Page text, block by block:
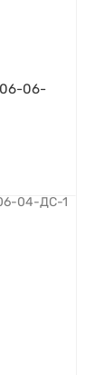
06-06-